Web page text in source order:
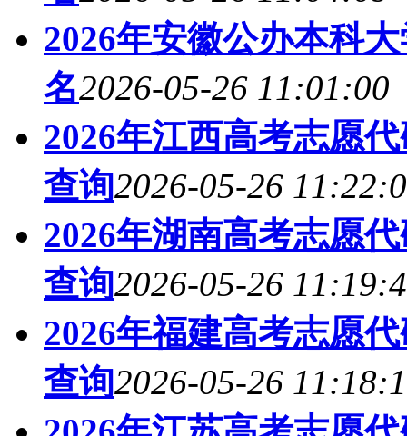
2026年安徽公办本科
名2026-05-26 11:01:00
2026年江西高考志愿
查询2026-05-26
2026年湖南高考志愿
查询2026-05-26
2026年福建高考志愿
查询2026-05-26